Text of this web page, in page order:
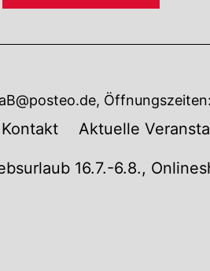
Kontakt Aktuelle
16.7.-6.8.,